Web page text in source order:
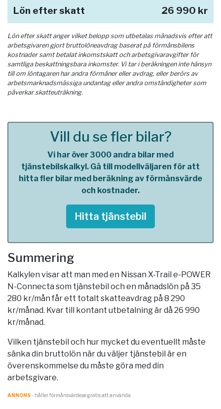
Lön efter skatt 26 990 kr
Lön efter skatt anger vilket belopp som utbetalas månadsvis efter att
arbetsgivaren gjort bruttolöneavdrag baserat på förmånsbilens
kostnader samt betalat inkomstskatt och arbetsgivaravgifter för
samtliga beskattningsbara inkomster. Vi tar i beräkningen inte hänsyn
till om löntagaren har andra förmåner eller avdrag, eller berörs av
arbetsmarknadsmässiga undantag eller andra omständigheter som
påverkar skatteuträkning.
Vill du se fler bilar?
Vi har över 3000 andra bilar med
tjänstebilskalkyl. Gå till modellväljaren för att
hitta fler bilar med beräkning av förmånsvärde
och kostnader.
Hitta tjänstebil
Summering
Kalkylen visar att man med en Nissan X-Trail e-POWER
N-Connecta som tjänstebil och en månadslön på 35
280 kr/mån får ett totalt skatteavdrag på 8 290
kr/månad. Kvar till kontant utbetalning är då 26 990
kr/månad.
Vilken tjänstebil och hur mycket du eventuellt måste
sänka din bruttolön när du väljer tjänstebil är en
överenskommelse du måste göra med din
arbetsgivare.
ANNONS- håller förmånsvärde.se gratis att använda